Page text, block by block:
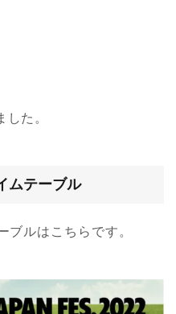
た。
ムテーブル
ブルはこちらです。